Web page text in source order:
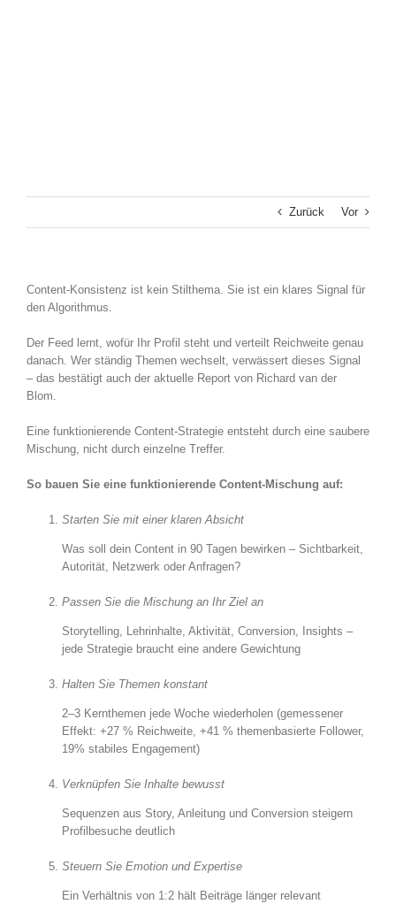
Zurück Vor
Content-Konsistenz ist kein Stilthema. Sie ist ein klares Signal für
den Algorithmus.
Der Feed lernt, wofür Ihr Profil steht und verteilt Reichweite genau
danach. Wer ständig Themen wechselt, verwässert dieses Signal
– das bestätigt auch der aktuelle Report von Richard van der
Blom.
Eine funktionierende Content-Strategie entsteht durch eine saubere
Mischung, nicht durch einzelne Treffer.
So bauen Sie eine funktionierende Content-Mischung auf:
Starten Sie mit einer klaren Absicht
Was soll dein Content in 90 Tagen bewirken – Sichtbarkeit,
Autorität, Netzwerk oder Anfragen?
Passen Sie die Mischung an Ihr Ziel an
Storytelling, Lehrinhalte, Aktivität, Conversion, Insights –
jede Strategie braucht eine andere Gewichtung
Halten Sie Themen konstant
2–3 Kernthemen jede Woche wiederholen (gemessener
Effekt: +27 % Reichweite, +41 % themenbasierte Follower,
19% stabiles Engagement)
Verknüpfen Sie Inhalte bewusst
Sequenzen aus Story, Anleitung und Conversion steigern
Profilbesuche deutlich
Steuern Sie Emotion und Expertise
Ein Verhältnis von 1:2 hält Beiträge länger relevant